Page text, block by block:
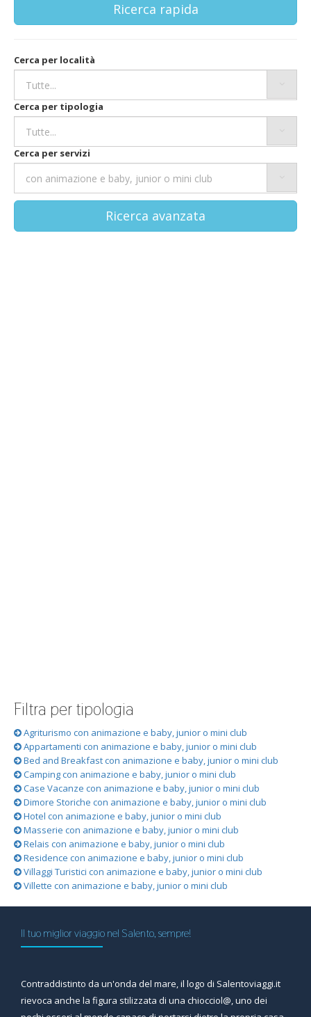
Ricerca rapida
Cerca per località
Cerca per tipologia
Cerca per servizi
Ricerca avanzata
Filtra per tipologia
Agriturismo con animazione e baby, junior o mini club
Appartamenti con animazione e baby, junior o mini club
Bed and Breakfast con animazione e baby, junior o mini club
Camping con animazione e baby, junior o mini club
Case Vacanze con animazione e baby, junior o mini club
Dimore Storiche con animazione e baby, junior o mini club
Hotel con animazione e baby, junior o mini club
Masserie con animazione e baby, junior o mini club
Relais con animazione e baby, junior o mini club
Residence con animazione e baby, junior o mini club
Villaggi Turistici con animazione e baby, junior o mini club
Villette con animazione e baby, junior o mini club
Il tuo miglior viaggio nel Salento, sempre!
Contraddistinto da un'onda del mare, il logo di Salentoviaggi.it
rievoca anche la figura stilizzata di una chiocciol@, uno dei